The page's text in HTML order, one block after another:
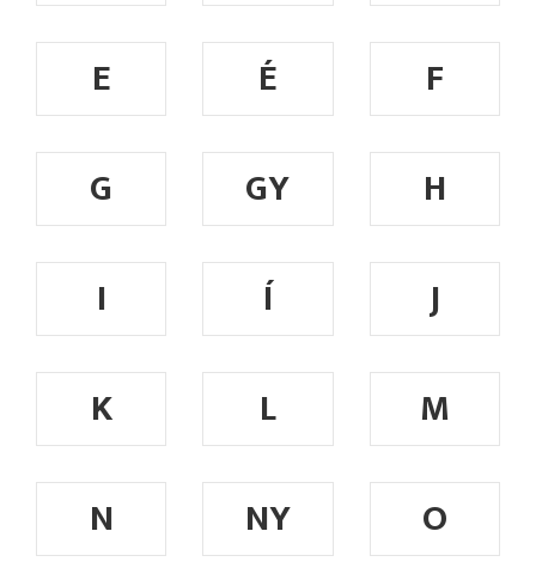
E
É
F
G
GY
H
I
Í
J
K
L
M
N
NY
O